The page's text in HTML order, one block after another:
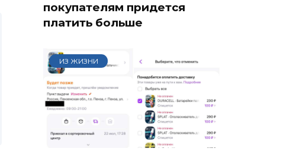
покупателям придется
платить больше
ИЗ ЖИЗНИ